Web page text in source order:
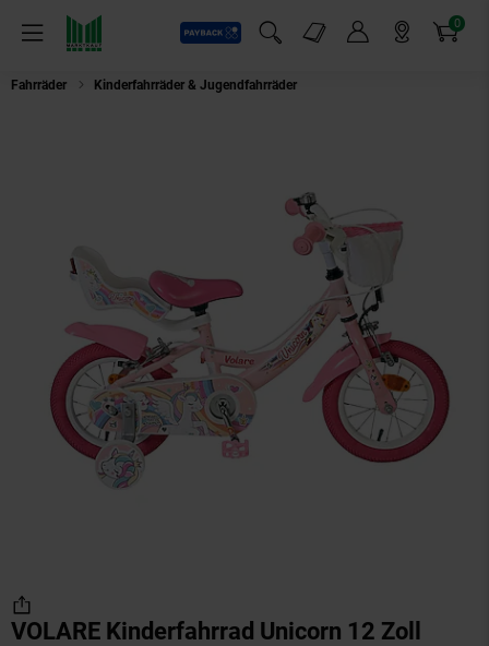
Menü
Payback
Suchfeld einblenden
Markt-Angebote 0
Artikel
Fahrräder Kinderfahrräder & Jugendfahrräder
VOLARE Kinderfahrrad Unicorn 12 Zoll